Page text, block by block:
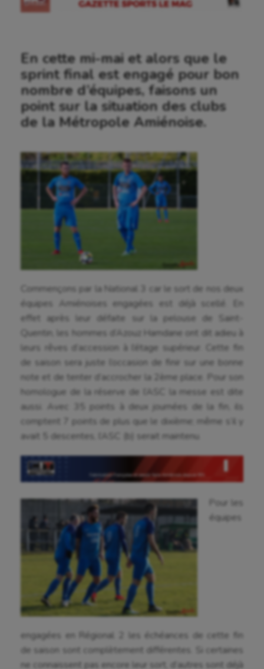
En cette mi-mai et alors que le
sprint final est engagé pour bon
nombre d’équipes, faisons un
point sur la situation des clubs
de la Métropole Amiénoise.
Commençons par la National 3 car le sort de nos deux
équipes Amiénoises engagées est déjà scellé. En
effet après leur défaite sur la pelouse de Saint-
Quentin, les hommes d’Azouz Hamdane ont dit adieu à
leurs rêves d’accession à l’étage supérieur. Cette fin
de saison sera juste l’occasion de finir sur une bonne
note et de tenter d’accrocher la 2ème place. Pour son
homologue de la réserve de l’ASC la messe est dite
aussi. Avec 35 points à deux journées de la fin, ils
comptent 7 points de plus que le dixième; même s’il y
avait 5 descentes, l’ASC (b) serait maintenu.
Pour les
équipes
engagées en Régional 2 les échéances de cette fin
de saison sont complètement différentes. Si certaines
ne connaissent pas encore leur sort, d’autres sont déjà